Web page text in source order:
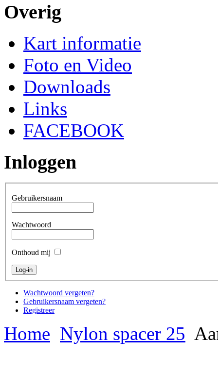
Overig
Kart informatie
Foto en Video
Downloads
Links
FACEBOOK
Inloggen
Gebruikersnaam
Wachtwoord
Onthoud mij
Wachtwoord vergeten?
Gebruikersnaam vergeten?
Registreer
Home Nylon spacer 25